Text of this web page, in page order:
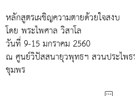
หลักสูตรเผชิญความตายด้วยใจสงบ
โดย พระไพศาล วิสาโล
วันที่ 9-15 มกราคม 2560
ณ ศูนย์วิปัสสนายุวพุทธฯ สวนประไพธ
ชุมพร